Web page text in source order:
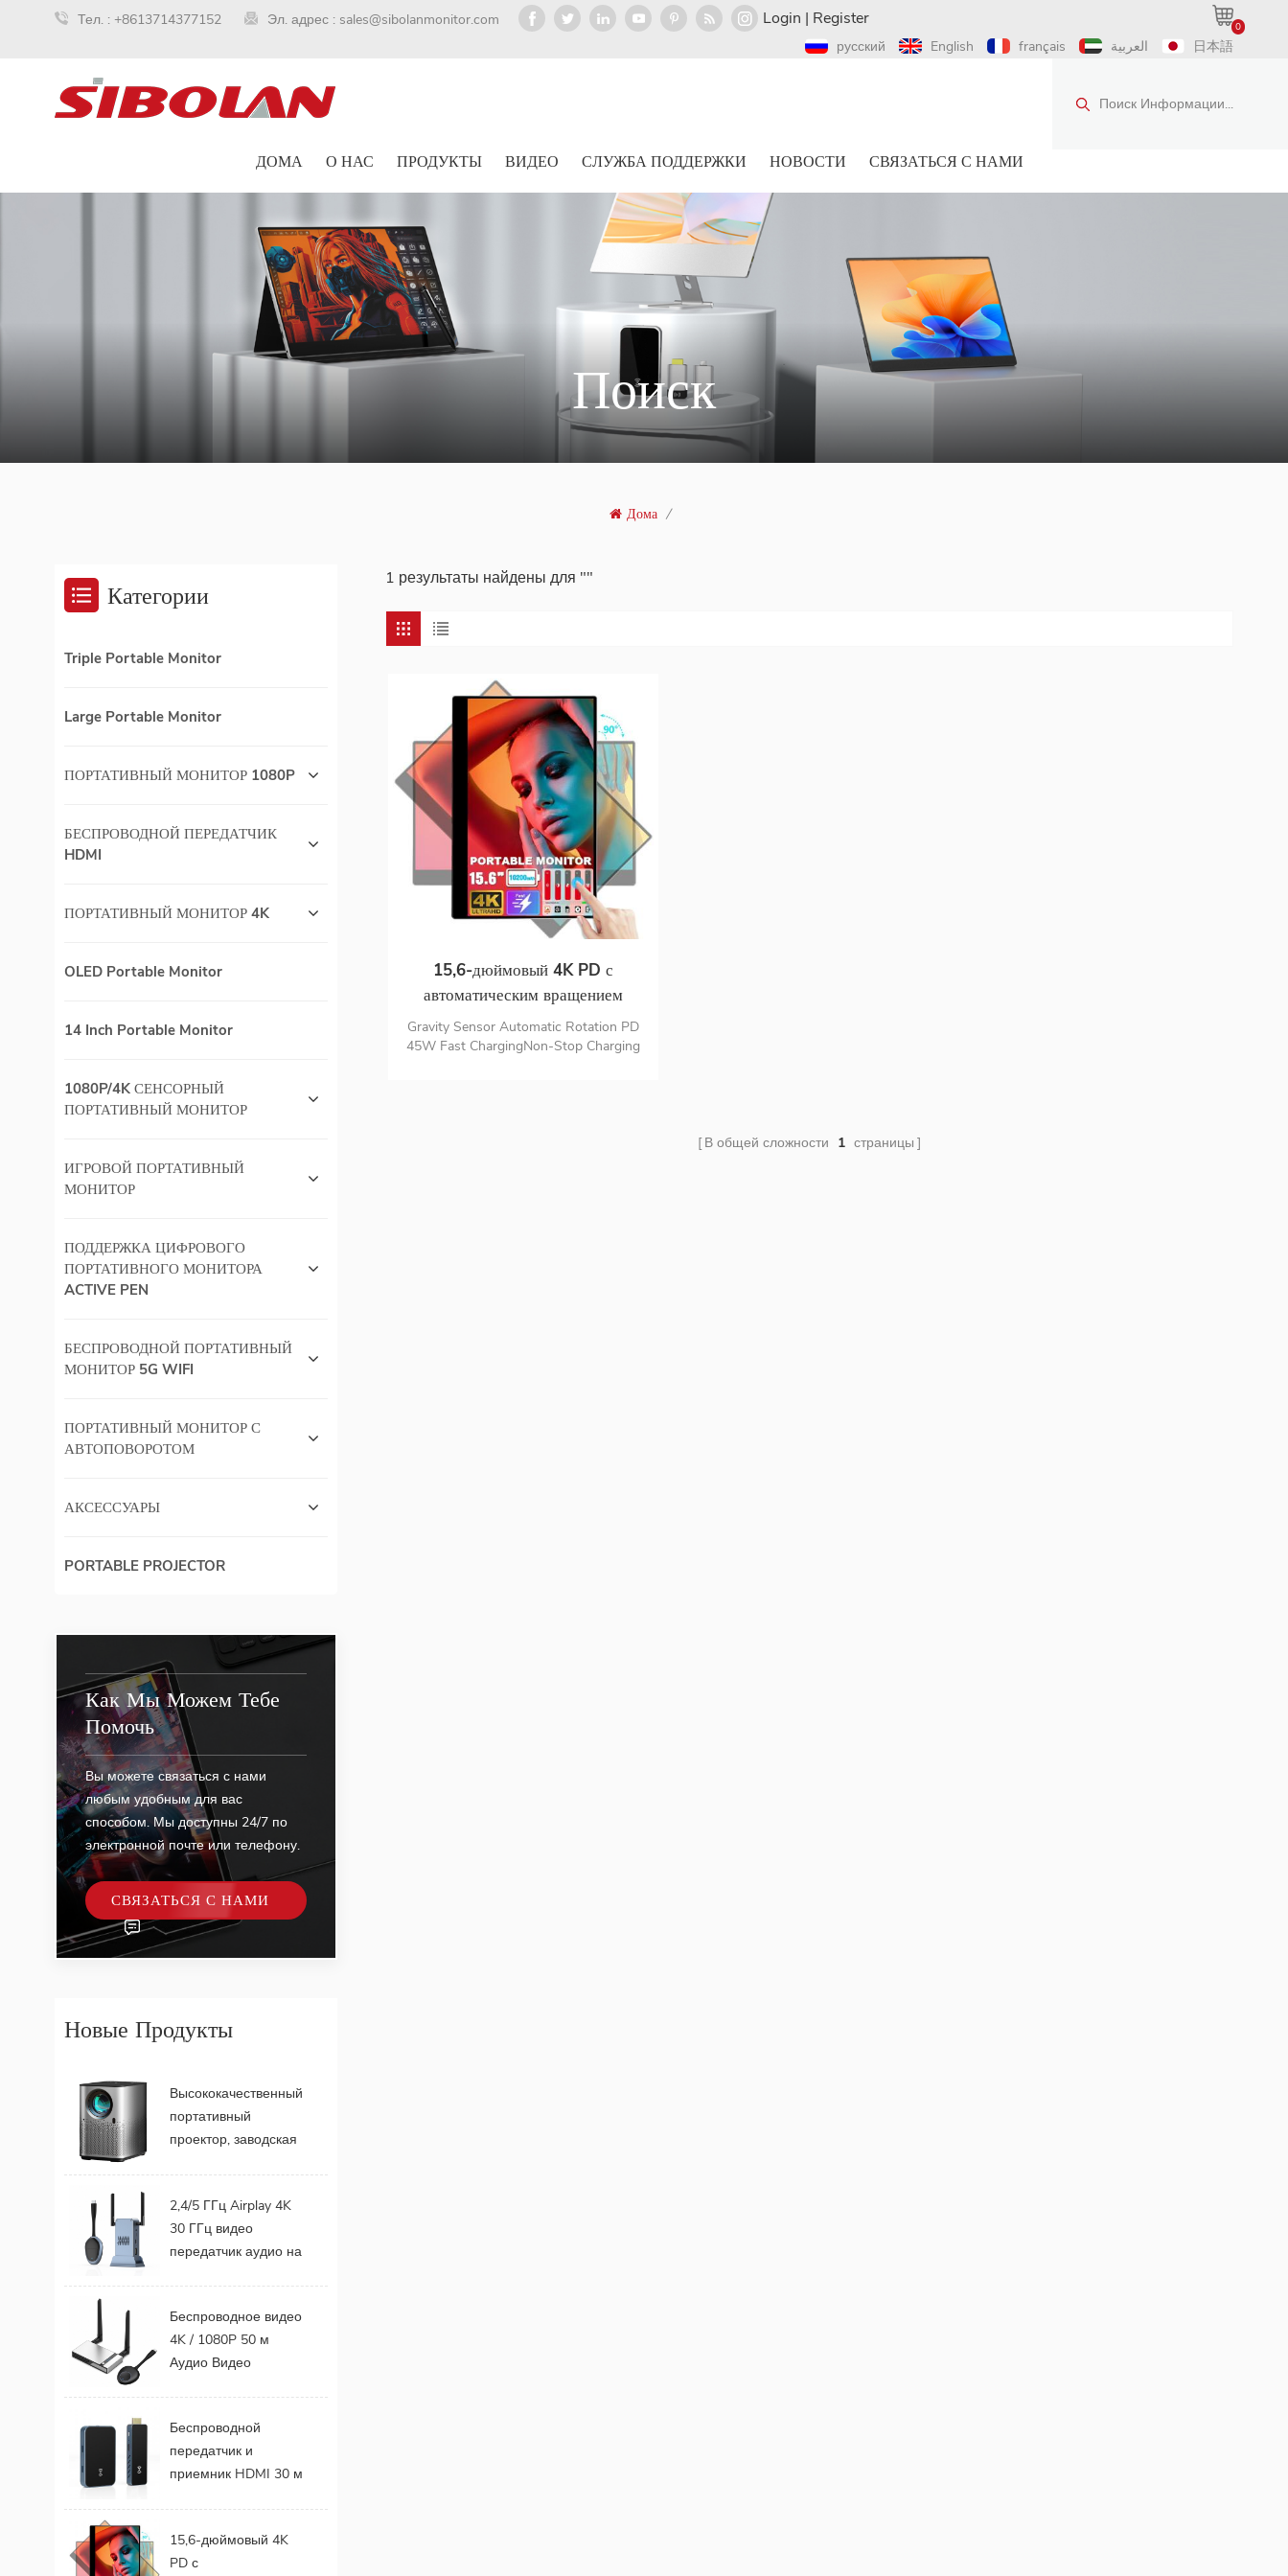
Тел. : +8613714377152 Эл. адрес : sales@sibolanmonitor.com 0
Login | Register
русский English français العربية 日本語
Поиск Информации...
ДОМА О НАС ПРОДУКТЫ ВИДЕО СЛУЖБА ПОДДЕРЖКИ НОВОСТИ СВЯЗАТЬСЯ С НАМИ
Поиск
Дома /
1 результаты найдены для ""
15,6-дюймовый 4K PD с
автоматическим вращением
Быстрая зарядка 1.07B 100%
Цветовая гамма DCI-P3
Gravity Sensor Automatic Rotation PD
45W Fast ChargingNon-Stop Charging
В общей сложности 1 страницы
Категории
Triple Portable Monitor
Large Portable Monitor
ПОРТАТИВНЫЙ МОНИТОР 1080P
БЕСПРОВОДНОЙ ПЕРЕДАТЧИК
HDMI
ПОРТАТИВНЫЙ МОНИТОР 4K
OLED Portable Monitor
14 Inch Portable Monitor
1080P/4K СЕНСОРНЫЙ
ПОРТАТИВНЫЙ МОНИТОР
ИГРОВОЙ ПОРТАТИВНЫЙ
МОНИТОР
ПОДДЕРЖКА ЦИФРОВОГО
ПОРТАТИВНОГО МОНИТОРА
ACTIVE PEN
БЕСПРОВОДНОЙ ПОРТАТИВНЫЙ
МОНИТОР 5G WIFI
ПОРТАТИВНЫЙ МОНИТОР С
АВТОПОВОРОТОМ
АКСЕССУАРЫ
PORTABLE PROJECTOR
Как Мы Можем Тебе
Помочь
Вы можете связаться с нами
любым удобным для вас
способом. Мы доступны 24/7 по
электронной почте или телефону.
СВЯЗАТЬСЯ С НАМИ
Новые Продукты
Высококачественный
портативный
проектор, заводская
телефона,
телевизор,
поддержка 1080P,
домашний кинотеатр
2,4/5 ГГц Airplay 4K
30 ГГц видео
передатчик аудио на
беспроводного
комплекта
передатчика и
Беспроводное видео
4K / 1080P 50 м
Аудио Видео
приемник HDMI для
ТВ-монитора
Проектор
Беспроводной
передатчик и
приемник HDMI 30 м
портативного
телефона на
15,6-дюймовый 4K
PD с